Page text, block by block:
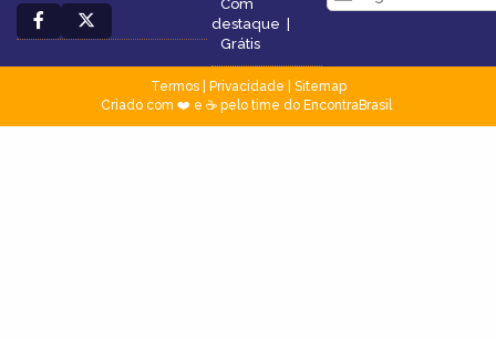
Com
destaque |
Grátis
Termos| Privacidade
Sitemap
Criado com ❤️ e ☕ pelo time do EncontraBrasil